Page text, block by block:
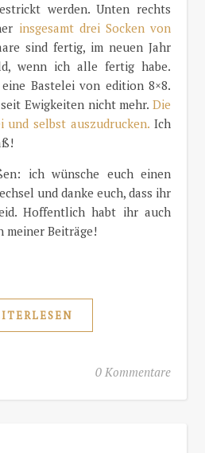
werden. Unten rechts
insgesamt drei Socken von
sind fertig, im neuen Jahr
wenn ich alle fertig habe.
Bastelei von edition 8×8.
Ewigkeiten nicht mehr. Die
selbst auszudrucken. Ich
ich wünsche euch einen
und danke euch, dass ihr
Hoffentlich habt ihr auch
meiner Beiträge!
0 Kommentare